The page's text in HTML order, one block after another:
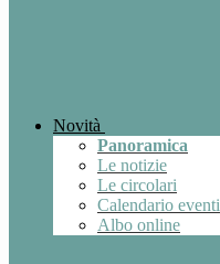
Novità
Panoramica
Le notizie
Le circolari
Calendario eventi
Albo online